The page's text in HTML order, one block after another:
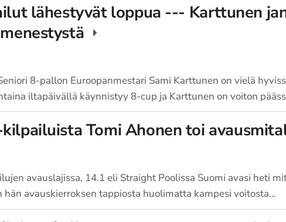
lähestyvät loppua --- Karttunen
8-pallon Euroopanmestari Sami Karttunen on vielä
iltapäivällä käynnistyy 8-cup ja Karttunen on voiton
Tomi Ahonen toi
avauslajissa, 14.1 eli Straight Poolissa Suomi avasi heti
hän avauskierroksen tappiosta huolimatta kampesi voitosta…